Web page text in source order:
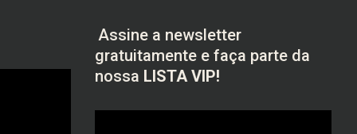
Assine a newsletter
gratuitamente e faça parte da
nossa LISTA VIP!